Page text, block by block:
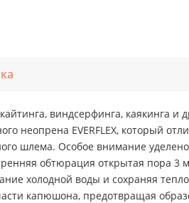
виндсерфинга, каякинга и
EVERFLEX, который
шлема. Особое внимание уделено
обтюрация открытая пора 3
холодной воды и сохраняя
капюшона, предотвращая